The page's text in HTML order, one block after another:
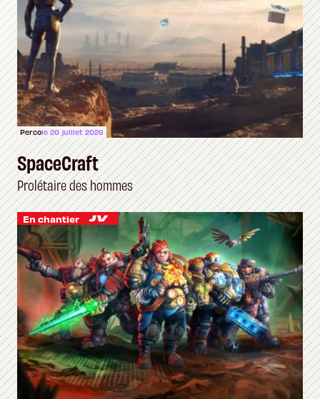
Percole 20 juillet 2026
SpaceCraft
Prolétaire des hommes
En chantier